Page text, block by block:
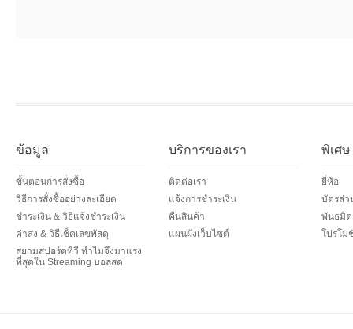
ข้อมูล
ขั้นตอนการสั่งซื้อ
วิธีการสั่งซื้ออย่างละเอียด
ชำระเงิน & วิธีแจ้งชำระเงิน
ค่าส่ง & วิธีเช็คเลขพัสดุ
สยามสปอร์ตทีวี ทำไมจึงมาแรง
ที่สุดใน Streaming บอลสด
บริการของเรา
ติดต่อเรา
แจ้งการชำระเงิน
คืนสินค้า
แผนผังเว็บไซต์
พิเศษ
ยี่ห้อ
บัตรส่ว
พันธมิต
โปรโม